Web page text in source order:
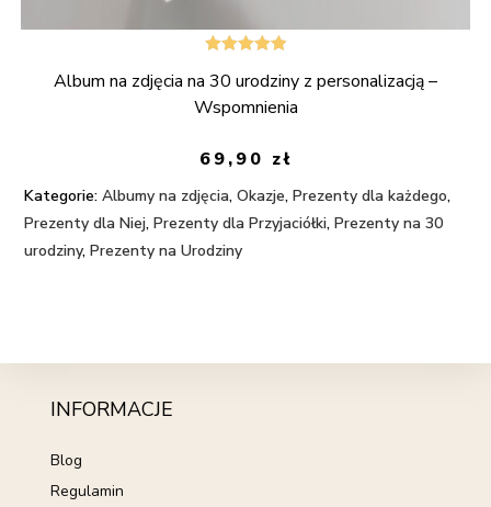
5.00na 5
Album na zdjęcia na 30 urodziny z personalizacją –
Wspomnienia
69,90 zł
Kategorie: Albumy na zdjęcia,Okazje,Prezenty dla każdego,
Prezenty dla Niej,Prezenty dla Przyjaciółki,Prezenty na 30
urodziny,Prezenty na Urodziny
INFORMACJE
Blog
Regulamin